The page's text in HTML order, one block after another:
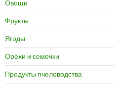
Овощи
Фрукты
Ягоды
Орехи и семечки
Продукты пчеловодства